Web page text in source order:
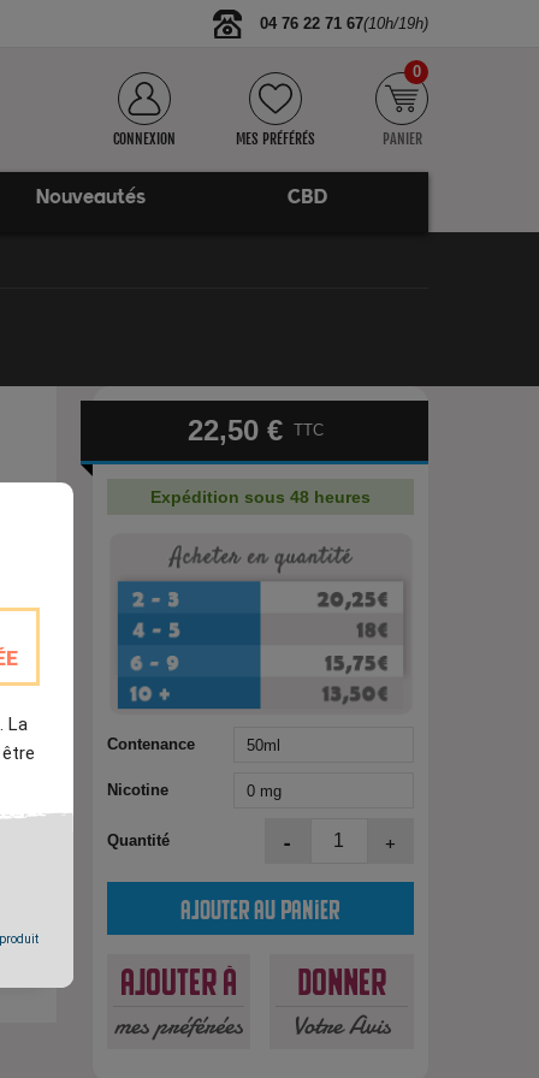
La
04 76 22 71 67(10h/19h)
CONNEXION MES PRÉFÉRÉS PANIER
0
Nouveautés CBD
22,50 € TTC
Expédition sous 48 heures
Contenance
Nicotine
Quantité - +
Ajouter au panier
Ajouter à
mes préférées
Donner
Votre Avis